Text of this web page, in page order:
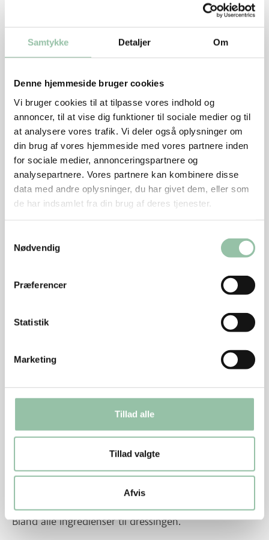
Samtykke Detaljer Om
Denne hjemmeside bruger cookies
Vi bruger cookies til at tilpasse vores indhold og
annoncer, til at vise dig funktioner til sociale medier og til
at analysere vores trafik. Vi deler også oplysninger om
din brug af vores hjemmeside med vores partnere inden
for sociale medier, annonceringspartnere og
analysepartnere. Vores partnere kan kombinere disse
data med andre oplysninger, du har givet dem, eller som
de har indsamlet fra din brug af deres tjenester.
Nødvendig
Præferencer
Statistik
Marketing
Tillad alle
Tillad valgte
Afvis
Skyl tomater og peberfrugt.
Skræl gulerødder
Hæld vandet fra majsene og kom dem i skålen.
Sæt skålen i køleskabet
Tænd ovnen på grill
Kyllingespid
Fordel kyllingestykkerne på de 8 spyd.
Læg spiddene i et ovnfast fad, drys med peber og
Hæld 5 dl vand, bulgur og salt i en gryde.
minutter. Hæld eventuelt overskydende vand fra.
Hak mandler groft
mandlerne til de er lysebrune, 4-5 minutter.
Bland alle ingredienser til dressingen.